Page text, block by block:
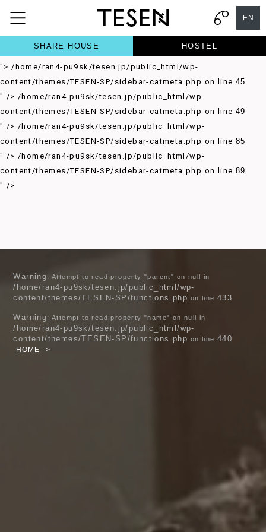
/home/ran4-pu9sk/tesen.jp/public_html/wp-
content/themes/TESEN-SP/sidebar-catmeta.php on line
37
">/home/ran4-pu9sk/tesen.jp/public_html/wp-
">/home/ran4-pu9sk/tesen.jp/public_html/wp-
content/themes/TESEN-SP/sidebar-catmeta.php on line 45
" /> /home/ran4-pu9sk/tesen.jp/public_html/wp-
content/themes/TESEN-SP/sidebar-catmeta.php on line 49
" /> /home/ran4-pu9sk/tesen.jp/public_html/wp-
content/themes/TESEN-SP/sidebar-catmeta.php on line 85
" /> /home/ran4-pu9sk/tesen.jp/public_html/wp-
content/themes/TESEN-SP/sidebar-catmeta.php on line 89
" />
EN
SHARE HOUSE HOSTEL
Warning: Attempt to read property "parent" on null in
/home/ran4-pu9sk/tesen.jp/public_html/wp-
content/themes/TESEN-SP/functions.php on line 433
Warning: Attempt to read property "name" on null in
/home/ran4-pu9sk/tesen.jp/public_html/wp-
content/themes/TESEN-SP/functions.php on line 440
HOME >